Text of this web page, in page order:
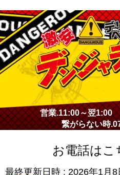
激安デリヘル・
営業.11:00～翌1:00
繋がらない時.
お電話は
最終更新日時 : 2026年1月8